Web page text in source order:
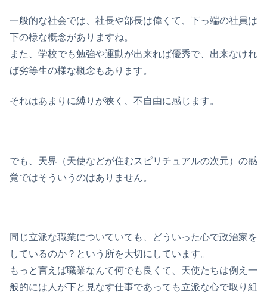
一般的な社会では、社長や部長は偉くて、下っ端の社員は
下の様な概念がありますね。
また、学校でも勉強や運動が出来れば優秀で、出来なけれ
ば劣等生の様な概念もあります。
それはあまりに縛りが狭く、不自由に感じます。
でも、天界（天使などが住むスピリチュアルの次元）の感
覚ではそういうのはありません。
同じ立派な職業についていても、どういった心で政治家を
しているのか？という所を大切にしています。
もっと言えば職業なんて何でも良くて、天使たちは例え一
般的には人が下と見なす仕事であっても立派な心で取り組